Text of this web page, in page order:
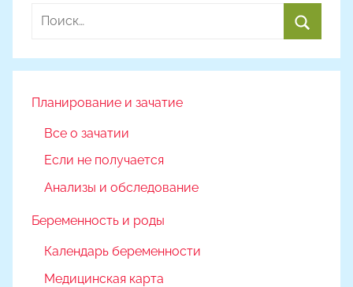
Найти:
Планирование и зачатие
Все о зачатии
Если не получается
Анализы и обследование
Беременность и роды
Календарь беременности
Медицинская карта